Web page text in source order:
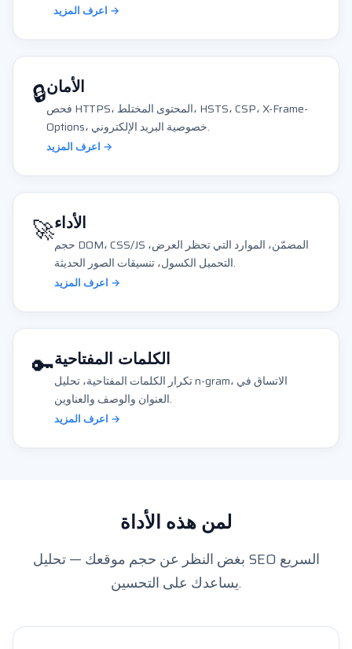
اعرف المزيد →
🔒الأمان
فحص HTTPS، المحتوى المختلط، HSTS، CSP، X-Frame-
Options، خصوصية البريد الإلكتروني.
اعرف المزيد →
🚀الأداء
حجم DOM، CSS/JS المضمّن، الموارد التي تحظر العرض،
التحميل الكسول، تنسيقات الصور الحديثة.
اعرف المزيد →
🔑الكلمات المفتاحية
تكرار الكلمات المفتاحية، تحليل n-gram، الاتساق في
العنوان والوصف والعناوين.
اعرف المزيد →
لمن هذه الأداة
بغض النظر عن حجم موقعك — تحليل SEO السريع
يساعدك على التحسين.